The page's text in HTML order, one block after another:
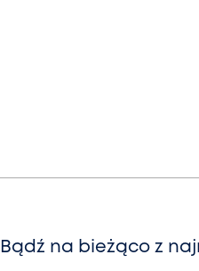
Bądź na bieżąco z